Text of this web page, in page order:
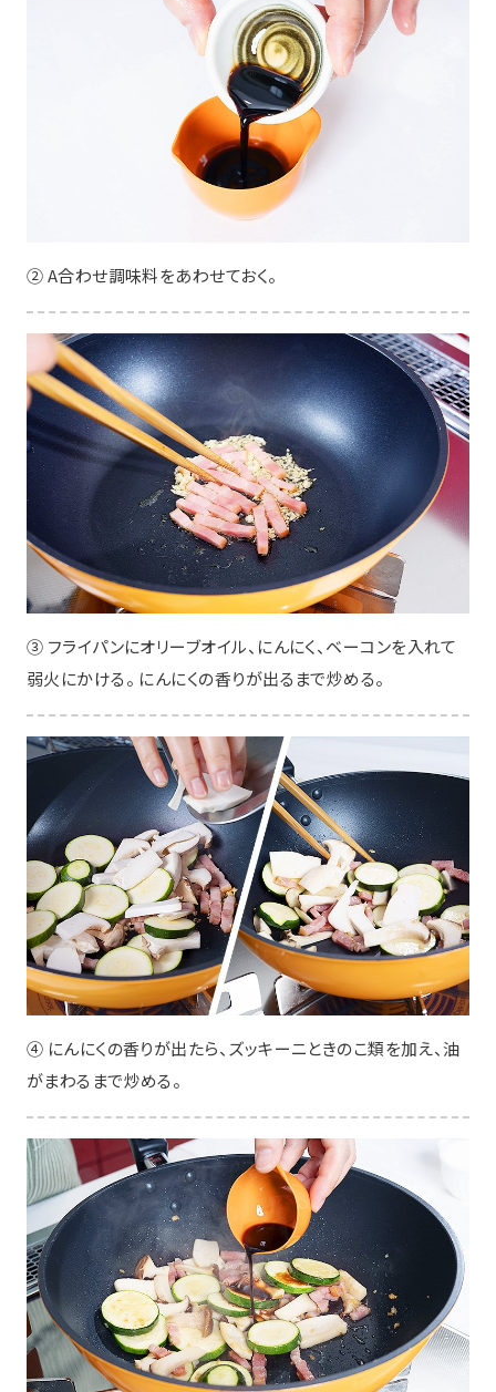
② A合わせ調味料をあわせておく。
③ フライパンにオリーブオイル、にんにく、ベーコンを入れて
弱火にかける。 にんにくの香りが出るまで炒める。
④ にんにくの香りが出たら、ズッキーニときのこ類を加え、油
がまわるまで炒める。